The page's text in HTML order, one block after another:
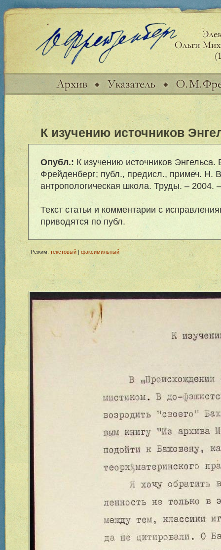
К изучению источников
Опубл.: К изучению источников
Фрейденберг; публ., предисл., примеч. Н.
антропологическая школа. Труды. – 2004.
Текст статьи и комментарии с
приводятся по публ.
Режим: текстовый| факсимильный